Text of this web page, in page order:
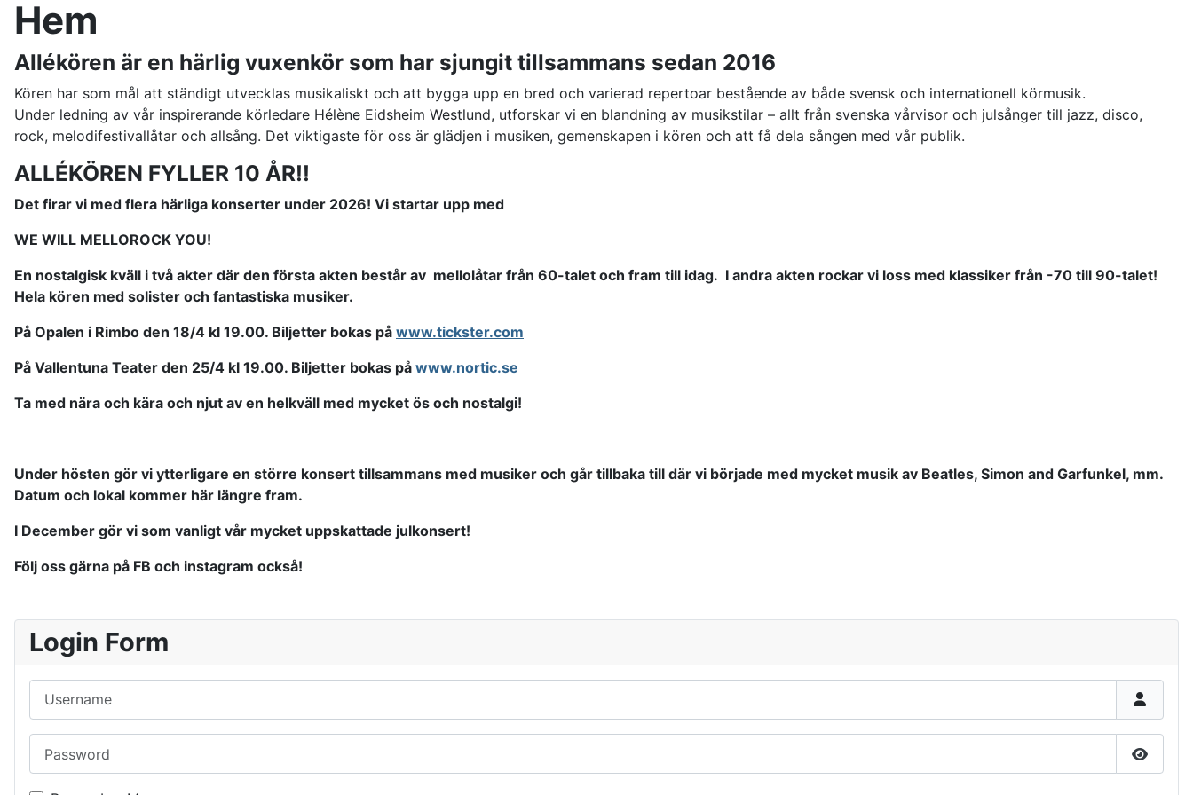
Hem
Allékören är en härlig vuxenkör som har sjungit tillsammans sedan 2016
Kören har som mål att ständigt utvecklas musikaliskt och att bygga upp en bred och varierad repertoar bestående av både svensk och internationell körmusik.
Under ledning av vår inspirerande körledare Hélène Eidsheim Westlund, utforskar vi en blandning av musikstilar – allt från svenska vårvisor och julsånger till jazz, disco,
rock, melodifestivallåtar och allsång. Det viktigaste för oss är glädjen i musiken, gemenskapen i kören och att få dela sången med vår publik.
ALLÉKÖREN FYLLER 10 ÅR!!
Det firar vi med flera härliga konserter under 2026! Vi startar upp med
WE WILL MELLOROCK YOU!
En nostalgisk kväll i två akter där den första akten består av mellolåtar från 60-talet och fram till idag. I andra akten rockar vi loss med klassiker från -70 till 90-talet!
Hela kören med solister och fantastiska musiker.
På Opalen i Rimbo den 18/4 kl 19.00. Biljetter bokas på www.tickster.com
På Vallentuna Teater den 25/4 kl 19.00. Biljetter bokas på www.nortic.se
Ta med nära och kära och njut av en helkväll med mycket ös och nostalgi!
Under hösten gör vi ytterligare en större konsert tillsammans med musiker och går tillbaka till där vi började med mycket musik av Beatles, Simon and Garfunkel, mm.
Datum och lokal kommer här längre fram.
I December gör vi som vanligt vår mycket uppskattade julkonsert!
Följ oss gärna på FB och instagram också!
Login Form
Show